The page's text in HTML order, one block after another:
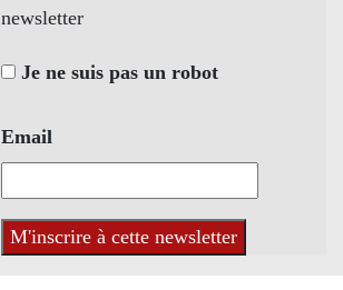
newsletter
Je ne suis pas un robot
Email